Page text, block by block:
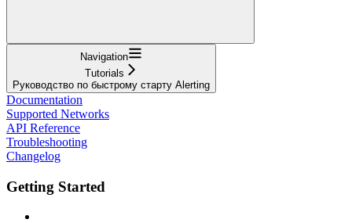
Navigation
Tutorials
Руководство по быстрому старту Alerting
Documentation
Supported Networks
API Reference
Troubleshooting
Changelog
Getting Started